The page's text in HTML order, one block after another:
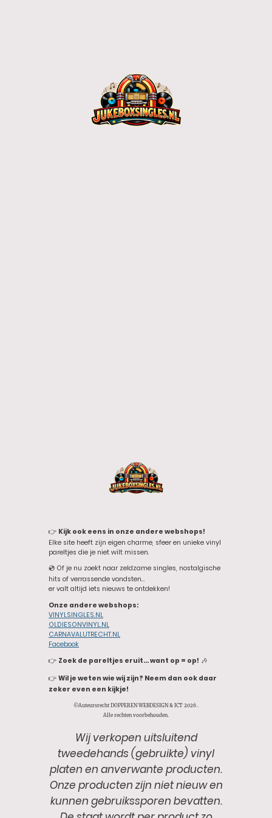
👉 Kijk ook eens in onze andere webshops!
Elke site heeft zijn eigen charme, sfeer en unieke vinyl
pareltjes die je niet wilt missen.
💿 Of je nu zoekt naar zeldzame singles, nostalgische
hits of verrassende vondsten…
er valt altijd iets nieuws te ontdekken!
Onze andere webshops:
VINYLSINGLES.NL
OLDIESONVINYL.NL
CARNAVALUTRECHT.NL
Facebook
👉 Zoek de pareltjes eruit… want op = op! 🎶
👉 Wil je weten wie wij zijn? Neem dan ook daar
zeker even een kijkje!
©Auteursrecht DOPPEREN WEBDESIGN & ICT 2026 .
Alle rechten voorbehouden.
Wij verkopen uitsluitend
tweedehands (gebruikte) vinyl
platen en anverwante producten.
Onze producten zijn niet nieuw en
kunnen gebruikssporen bevatten.